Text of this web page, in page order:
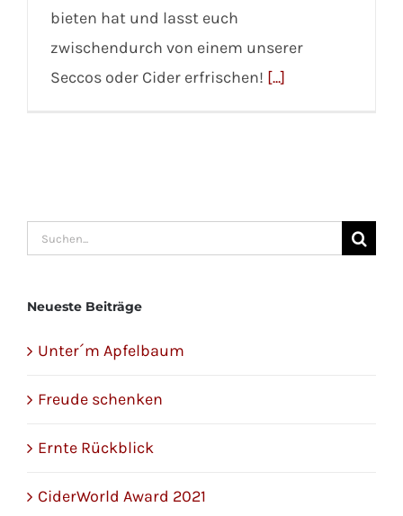
bieten hat und lasst euch
zwischendurch von einem unserer
Seccos oder Cider erfrischen! [...]
Suche
Neueste Beiträge
Unter´m Apfelbaum
Freude schenken
Ernte Rückblick
CiderWorld Award 2021